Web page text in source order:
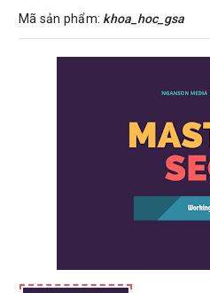
Mã sản phẩm: khoa_hoc_gsa